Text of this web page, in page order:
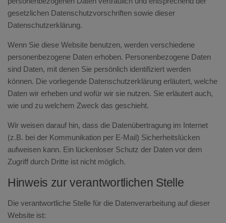
gesetzlichen Datenschutzvorschriften sowie dieser
Datenschutzerklärung.
Wenn Sie diese Website benutzen, werden verschiedene
personenbezogene Daten erhoben. Personenbezogene Daten
sind Daten, mit denen Sie persönlich identifiziert werden
können. Die vorliegende Datenschutzerklärung erläutert, welche
Daten wir erheben und wofür wir sie nutzen. Sie erläutert auch,
wie und zu welchem Zweck das geschieht.
Wir weisen darauf hin, dass die Datenübertragung im Internet
(z.B. bei der Kommunikation per E-Mail) Sicherheitslücken
aufweisen kann. Ein lückenloser Schutz der Daten vor dem
Zugriff durch Dritte ist nicht möglich.
Hinweis zur verantwortlichen Stelle
Die verantwortliche Stelle für die Datenverarbeitung auf dieser
Website ist: